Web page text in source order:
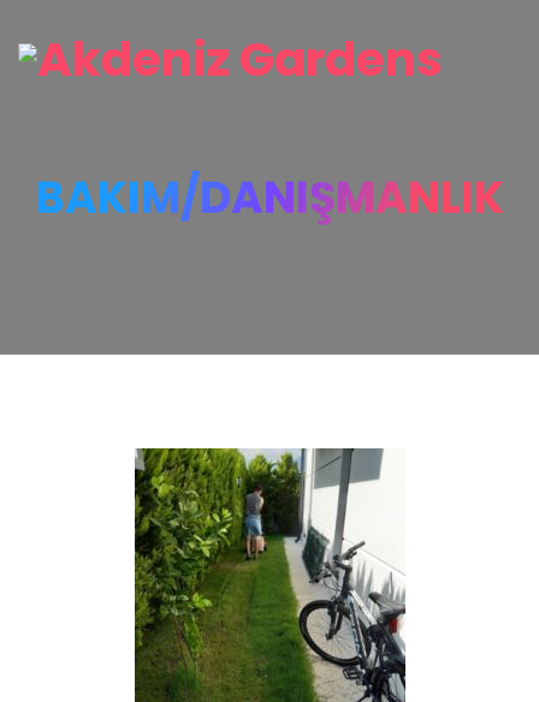
BAKIM/DANIŞMANLIK